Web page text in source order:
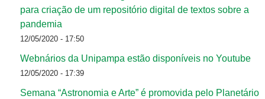
para criação de um repositório digital de textos sobre a
pandemia
12/05/2020 - 17:50
Webnários da Unipampa estão disponíveis no Youtube
12/05/2020 - 17:39
Semana “Astronomia e Arte” é promovida pelo Planetário